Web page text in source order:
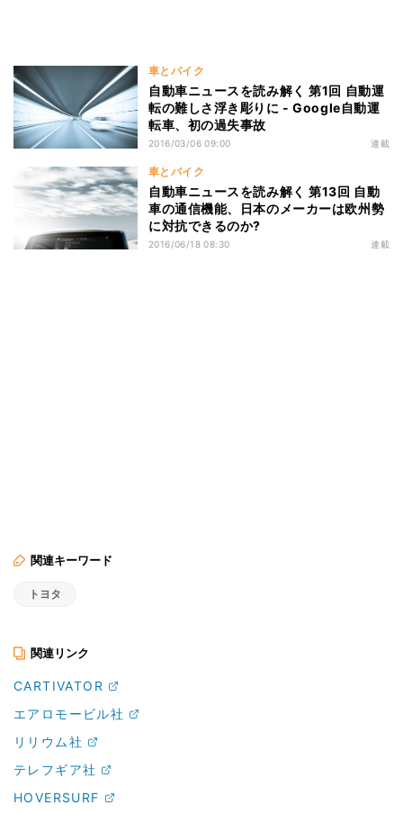
車とバイク
自動車ニュースを読み解く 第1回 自動運
転の難しさ浮き彫りに - Google自動運
転車、初の過失事故
2016/03/06 09:00 連載
車とバイク
自動車ニュースを読み解く 第13回 自動
車の通信機能、日本のメーカーは欧州勢
に対抗できるのか?
2016/06/18 08:30 連載
関連キーワード
トヨタ
関連リンク
CARTIVATOR
エアロモービル社
リリウム社
テレフギア社
HOVERSURF